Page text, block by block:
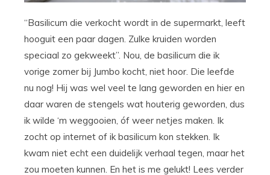
“Basilicum die verkocht wordt in de supermarkt, leeft
hooguit een paar dagen. Zulke kruiden worden
speciaal zo gekweekt”. Nou, de basilicum die ik
vorige zomer bij Jumbo kocht, niet hoor. Die leefde
nu nog! Hij was wel veel te lang geworden en hier en
daar waren de stengels wat houterig geworden, dus
ik wilde ‘m weggooien, óf weer netjes maken. Ik
zocht op internet of ik basilicum kon stekken. Ik
kwam niet echt een duidelijk verhaal tegen, maar het
zou moeten kunnen. En het is me gelukt! Lees verder